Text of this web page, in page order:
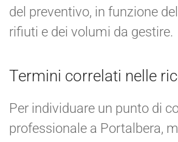
del preventivo, in funzione
rifiuti e dei volumi da gestire.
Termini correlati nelle
Per individuare un punto di
professionale a Portalbera,